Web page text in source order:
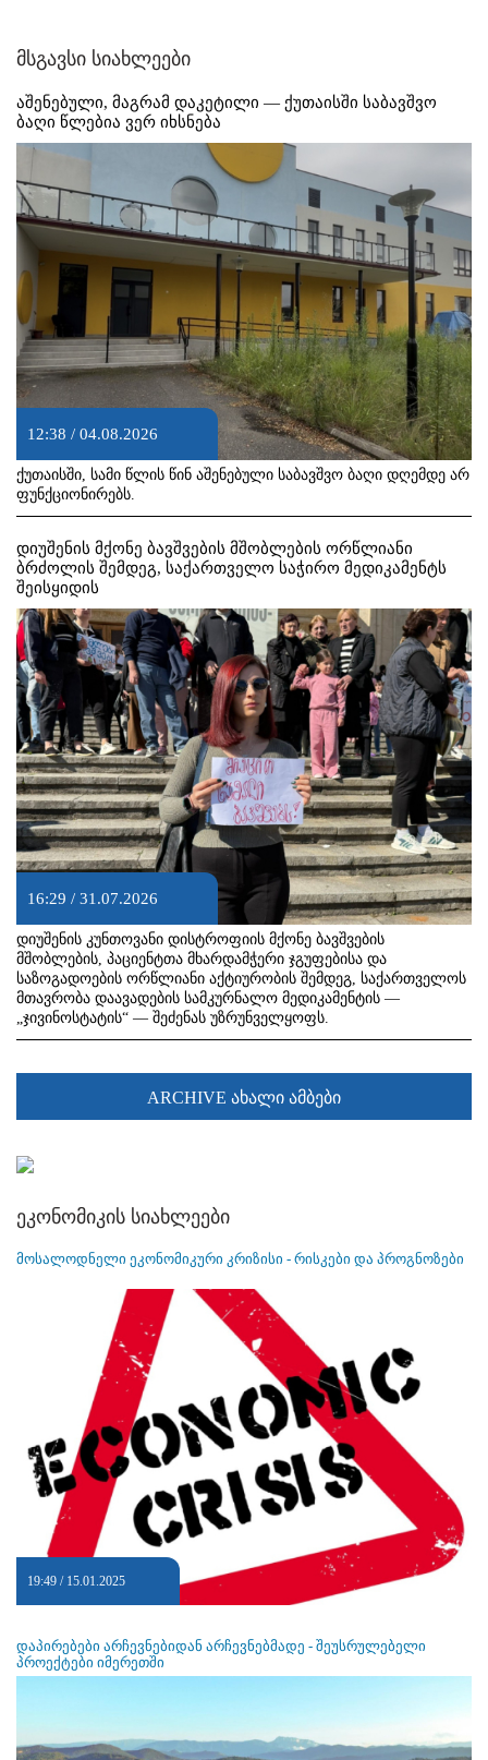
მსგავსი სიახლეები
აშენებული, მაგრამ დაკეტილი — ქუთაისში საბავშვო
ბაღი წლებია ვერ იხსნება
12:38 / 04.08.2026
ქუთაისში, სამი წლის წინ აშენებული საბავშვო ბაღი დღემდე არ
ფუნქციონირებს.
დიუშენის მქონე ბავშვების მშობლების ორწლიანი
ბრძოლის შემდეგ, საქართველო საჭირო მედიკამენტს
შეისყიდის
16:29 / 31.07.2026
დიუშენის კუნთოვანი დისტროფიის მქონე ბავშვების
მშობლების, პაციენტთა მხარდამჭერი ჯგუფებისა და
საზოგადოების ორწლიანი აქტიურობის შემდეგ, საქართველოს
მთავრობა დაავადების სამკურნალო მედიკამენტის —
„ჯივინოსტატის“ — შეძენას უზრუნველყოფს.
ARCHIVE ახალი ამბები
ეკონომიკის სიახლეები
მოსალოდნელი ეკონომიკური კრიზისი - რისკები და პროგნოზები
19:49 / 15.01.2025
დაპირებები არჩევნებიდან არჩევნებმადე - შეუსრულებელი
პროექტები იმერეთში